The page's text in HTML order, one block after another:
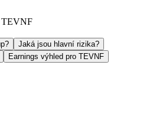
TEVNF
Jaká jsou hlavní rizika?
Earnings výhled pro TEVNF